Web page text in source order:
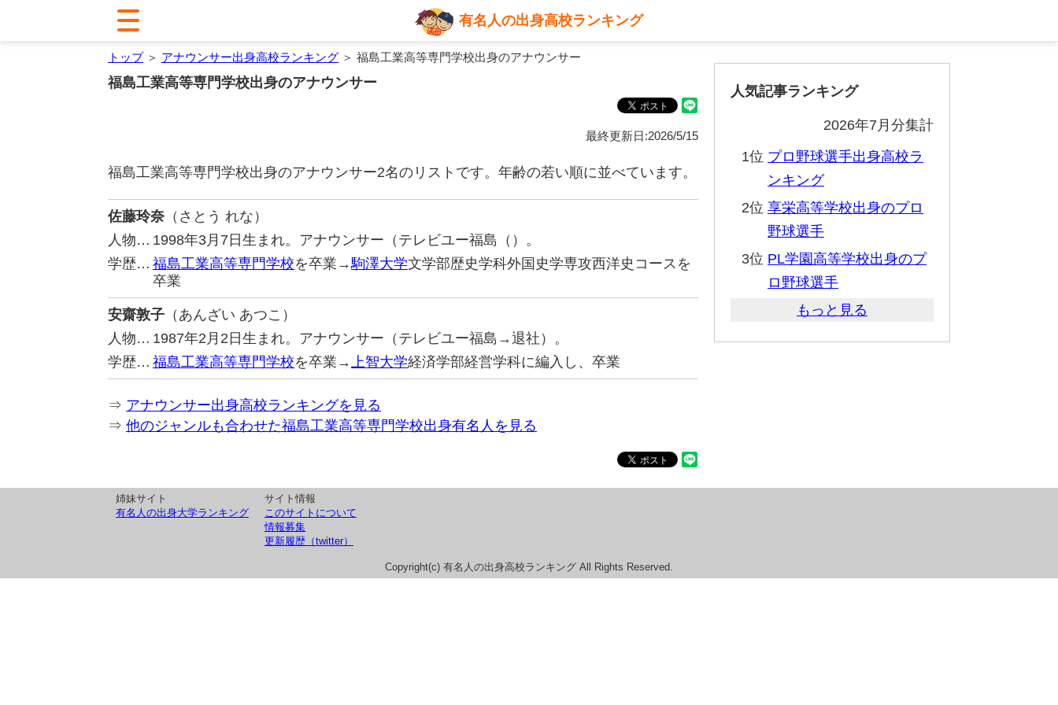
有名人の出身高校ランキング
トップ＞ アナウンサー出身高校ランキング ＞ 福島工業高等専門学校出身のアナウンサー
福島工業高等専門学校出身のアナウンサー
最終更新日:2026/5/15
福島工業高等専門学校出身のアナウンサー2名のリストです。年齢の若い順に並べています。
佐藤玲奈 （さとう れな）
人物… 1998年3月7日生まれ。アナウンサー（テレビユー福島（）。
学歴… 福島工業高等専門学校を卒業→駒澤大学文学部歴史学科外国史学専攻西洋史コースを
卒業
安齋敦子 （あんざい あつこ）
人物… 1987年2月2日生まれ。アナウンサー（テレビユー福島→退社）。
学歴… 福島工業高等専門学校を卒業→上智大学経済学部経営学科に編入し、卒業
⇒ アナウンサー出身高校ランキングを見る
⇒ 他のジャンルも合わせた福島工業高等専門学校出身有名人を見る
人気記事ランキング
2026年7月分集計
1位 プロ野球選手出身高校ラ
ンキング
2位 享栄高等学校出身のプロ
野球選手
3位 PL学園高等学校出身のプ
ロ野球選手
もっと見る
姉妹サイト
有名人の出身大学ランキング
サイト情報
このサイトについて
情報募集
更新履歴（twitter）
Copyright(c) 有名人の出身高校ランキング All Rights Reserved.